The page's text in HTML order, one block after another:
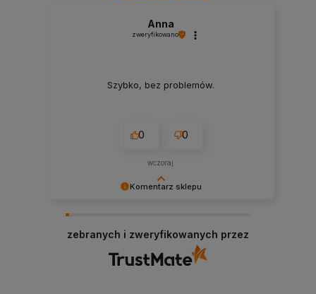
Komentarz sklepu
jak Ty. Z pozdrowieniami, obsługa sklepu.
Anna
zweryfikowano
Szybko, bez problemów.
0 0
wczoraj
zebranych i zweryfikowanych przez